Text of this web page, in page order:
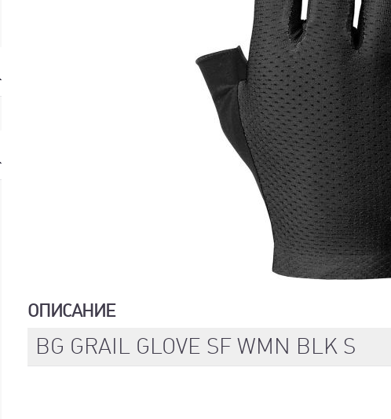
ОПИСАНИЕ
BG GRAIL GLOVE SF WMN BLK S